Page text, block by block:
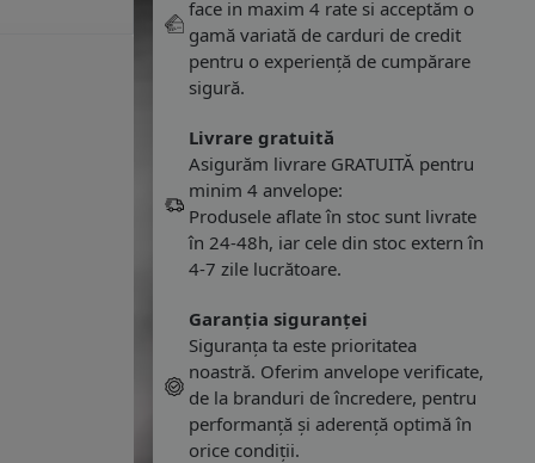
face in maxim 4 rate si acceptăm o
gamă variată de carduri de credit
pentru o experiență de cumpărare
sigură.
Livrare gratuită
Asigurăm livrare GRATUITĂ pentru
minim 4 anvelope:
Produsele aflate în stoc sunt livrate
în 24-48h, iar cele din stoc extern în
4-7 zile lucrătoare.
Garanția siguranței
Siguranța ta este prioritatea
noastră. Oferim anvelope verificate,
de la branduri de încredere, pentru
performanță și aderență optimă în
orice condiții.